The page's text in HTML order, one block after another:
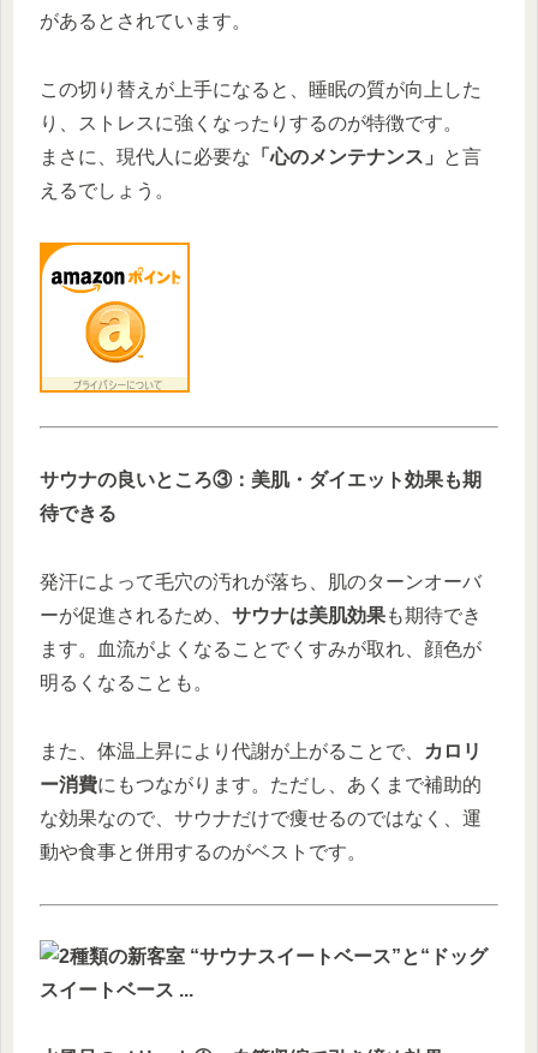
があるとされています。
この切り替えが上手になると、睡眠の質が向上した
り、ストレスに強くなったりするのが特徴です。
まさに、現代人に必要な 「心のメンテナンス」
と言
えるでしょう。
サウナの良いところ③：美肌・ダイエット効果も期
待できる
発汗によって毛穴の汚れが落ち、肌のターンオーバ
ーが促進されるため、 サウナは美肌効果も期待でき
ます。血流がよくなることでくすみが取れ、顔色が
明るくなることも。
また、体温上昇により代謝が上がることで、
カロリ
ー消費にもつながります。ただし、あくまで補助的
な効果なので、サウナだけで痩せるのではなく、運
動や食事と併用するのがベストです。